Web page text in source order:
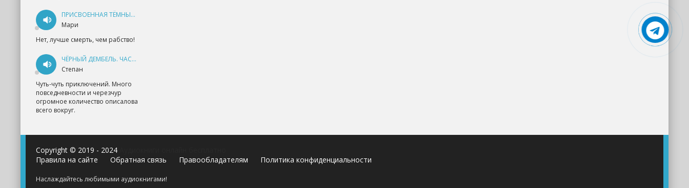
ПРИСВОЕННАЯ ТЁМНЫМ. ПРОКЛЯТАЯ ЛЮБОВЬ - АННА ГЕРР
Мари
Нет, лучше смерть, чем рабство!
ЧЁРНЫЙ ДЕМБЕЛЬ. ЧАСТЬ 1 - АНДРЕЙ ФЕДИН
Степан
Чуть-чуть приключений. Много
повседневности и черезчур
огромное количество описалова
всего вокруг.
Copyright © 2019 - 2024
Правила на сайте
Обратная связь Правообладателям Политика конфиденциальности
Наслаждайтесь любимыми аудиокнигами!